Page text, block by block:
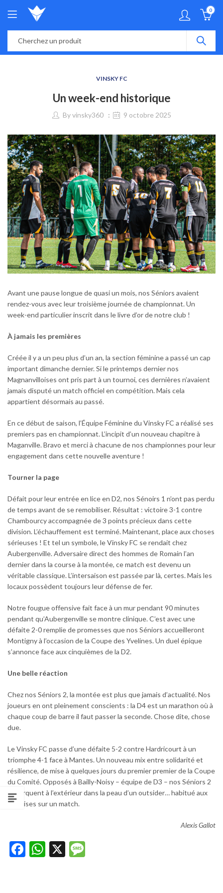
0
VINSKY FC
Un week-end historique
Byvinsky360 9 octobre 2025
Avant une pause longue de quasi un mois, nos Séniors avaient
rendez-vous avec leur troisième journée de championnat. Un
week-end particulier inscrit dans le livre d’or de notre club !
À jamais les premières
Créée il y a un peu plus d’un an, la section féminine a passé un cap
important dimanche dernier. Si le printemps dernier nos
Magnanvilloises ont pris part à un tournoi, ces dernières n’avaient
jamais disputé un match officiel en compétition. Mais cela
appartient désormais au passé.
En ce début de saison, l’Équipe Féminine du Vinsky FC a réalisé ses
premiers pas en championnat. L’incipit d’un nouveau chapitre à
Maganville. Bravo et merci à chacune de nos championnes pour leur
engagement dans cette nouvelle aventure !
Tourner la page
Défait pour leur entrée en lice en D2, nos Sénoirs 1 n’ont pas perdu
de temps avant de se remobiliser. Résultat : victoire 3-1 contre
Chambourcy accompagnée de 3 points précieux dans cette
division. L’échauffement est terminé. Maintenant, place aux choses
sérieuses ! Et tel un symbole, le Vinsky FC se rendait chez
Aubergenville. Adversaire direct des hommes de Romain l’an
dernier dans la course à la montée, ce match est devenu un
véritable classique. L’intersaison est passée par là, certes. Mais les
locaux possèdent toujours leur défense de fer.
Notre fougue offensive fait face à un mur pendant 90 minutes
pendant qu’Aubergenville se montre clinique. C’est avec une
défaite 2-0 remplie de promesses que nos Séniors accueilleront
Montigny à l’occasion de la Coupe des Yvelines. Un duel épique
s’annonce face aux cinquièmes de la D2.
Une belle réaction
Chez nos Séniors 2, la montée est plus que jamais d’actualité. Nos
joueurs en ont pleinement conscients : la D4 est un marathon où à
chaque coup de barre il faut passer la seconde. Chose dite, chose
due.
Le Vinsky FC passe d’une défaite 5-2 contre Hardricourt à un
triomphe 4-1 face à Mantes. Un nouveau mix entre solidarité et
résilience, de mise à quelques jours du premier premier de la Coupe
du Comité. Opposés à Bailly-Noisy – équipe de D3 – nos Séniors 2
débarquent à l’extérieur dans la peau d’un outsider… habitué aux
surprises sur un match.
Alexis Gallot
Facebook
WhatsApp
X